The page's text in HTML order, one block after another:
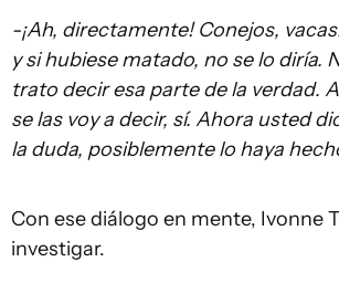
-¡Ah, directamente! Conejos,
y si hubiese matado, no se lo diría.
trato decir esa parte de la verdad.
se las voy a decir, sí. Ahora usted
la duda, posiblemente lo haya
Con ese diálogo en mente, Ivonne
investigar.